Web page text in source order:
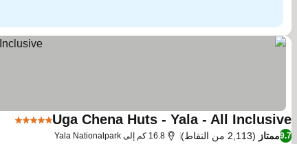
Uga Chena Huts - Yala - All Inclusive5 عدد النجوم
9.7ممتاز (2,113 من النقاط) 16.8 كم إلى Yala Nationalpark